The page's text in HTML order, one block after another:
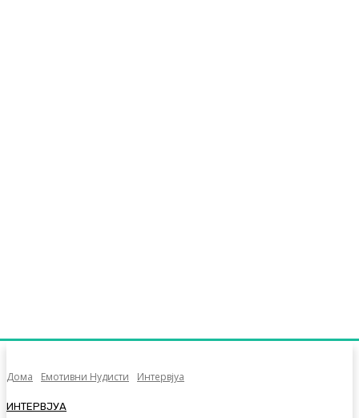
Дома Емотивни Нудисти Интервјуа
ИНТЕРВЈУА